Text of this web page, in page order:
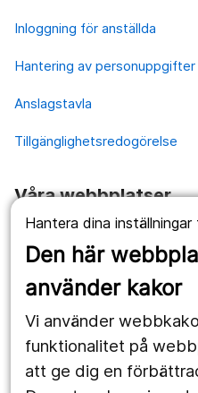
Hantera dina
Den här
använder kakor
Vi använder
funktionalitet på
att ge dig en
Inloggning för anställda
Hantering av personuppgifter
Anslagstavla
Tillgänglighetsredogörelse
Våra webbplatser
1177.se
Länstrafiken
Utveckling